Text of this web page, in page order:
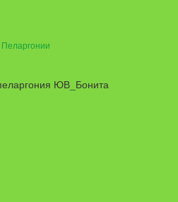
Пеларгонии
ЮВ_Бонита